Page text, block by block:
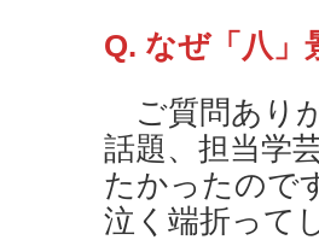
Q. なぜ「八」
ご質問あり
話題、担当学
たかったので
泣く端折って